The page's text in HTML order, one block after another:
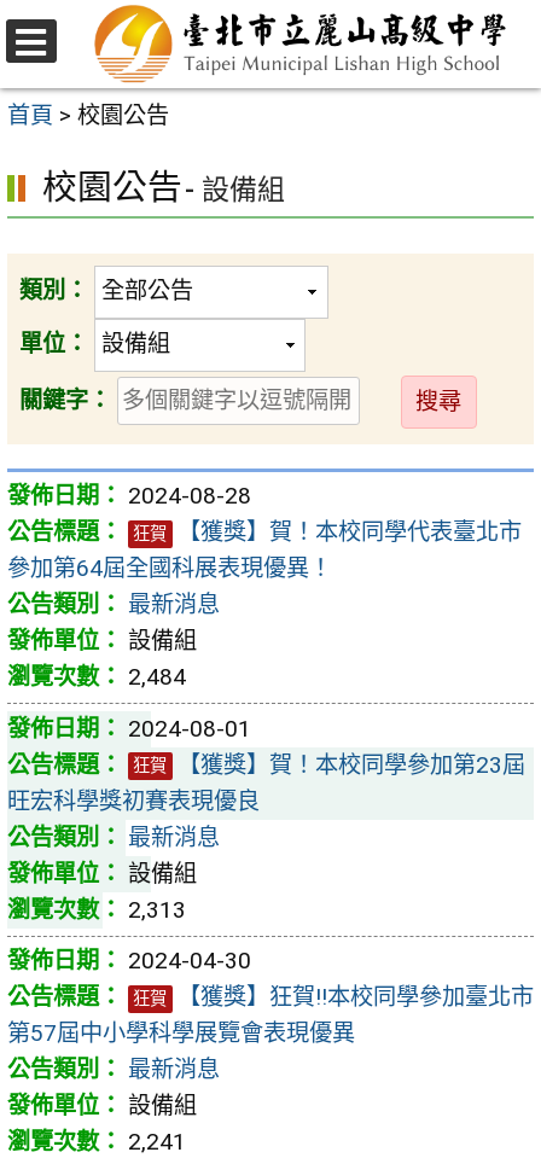
跳
至
主
內
容
選
單
首頁 > 校園公告
校園公告- 設備組
類別：
單位：
關鍵字：
送
出
2024-08-28
狂賀
【獲獎】賀！本校同學代表臺北市
參加第64屆全國科展表現優異！
最新消息
設備組
2,484
2024-08-01
狂賀
【獲獎】賀！本校同學參加第23屆
旺宏科學獎初賽表現優良
最新消息
設備組
2,313
2024-04-30
狂賀
【獲獎】狂賀!!本校同學參加臺北市
第57屆中小學科學展覽會表現優異
最新消息
設備組
2,241